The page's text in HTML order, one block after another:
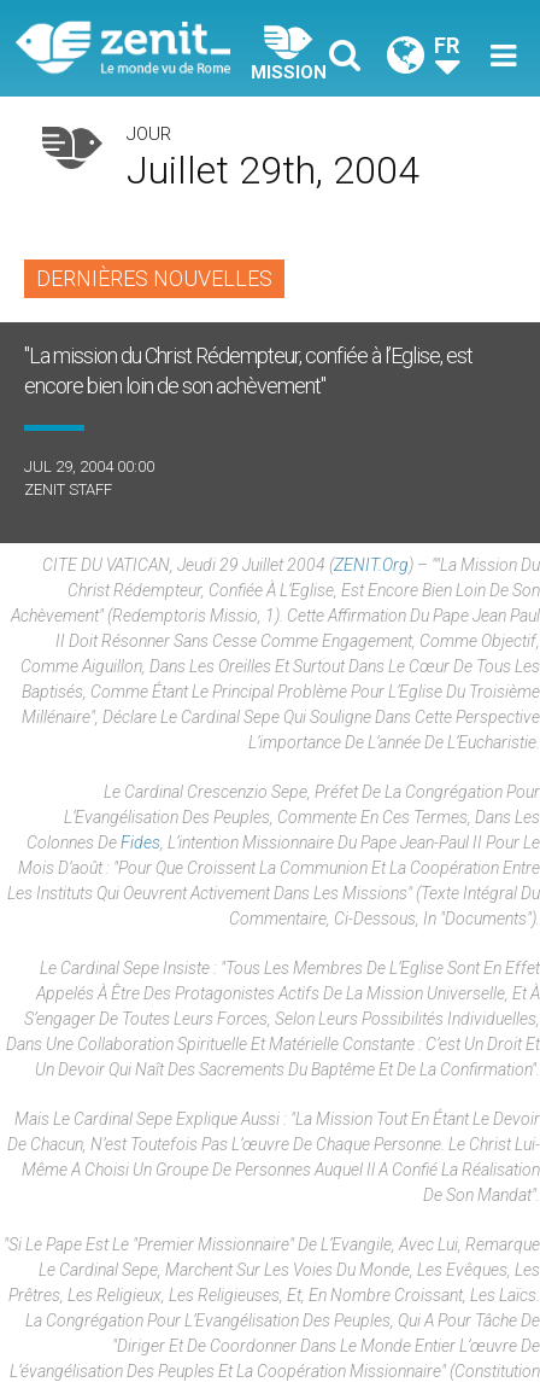
MISSION
FR
JOUR
Juillet 29th, 2004
DERNIÈRES NOUVELLES
"La mission du Christ Rédempteur, confiée à l’Eglise, est
encore bien loin de son achèvement"
JUL 29, 2004 00:00
ZENIT STAFF
CITE DU VATICAN, Jeudi 29 Juillet 2004 (ZENIT.org) – ""La Mission Du
Christ Rédempteur, Confiée À L’Eglise, Est Encore Bien Loin De Son
Achèvement" (Redemptoris Missio, 1). Cette Affirmation Du Pape Jean Paul
II Doit Résonner Sans Cesse Comme Engagement, Comme Objectif,
Comme Aiguillon, Dans Les Oreilles Et Surtout Dans Le Cœur De Tous Les
Baptisés, Comme Étant Le Principal Problème Pour L’Eglise Du Troisième
Millénaire", Déclare Le Cardinal Sepe Qui Souligne Dans Cette Perspective
L’importance De L’année De L’Eucharistie.
Le Cardinal Crescenzio Sepe, Préfet De La Congrégation Pour
L’Evangélisation Des Peuples, Commente En Ces Termes, Dans Les
Colonnes DeFides , L’intention Missionnaire Du Pape Jean-Paul II Pour Le
Mois D’août : "Pour Que Croissent La Communion Et La Coopération Entre
Les Instituts Qui Oeuvrent Activement Dans Les Missions" (Texte Intégral Du
Commentaire, Ci-Dessous, In "Documents").
Le Cardinal Sepe Insiste : "Tous Les Membres De L’Eglise Sont En Effet
Appelés À Être Des Protagonistes Actifs De La Mission Universelle, Et À
S’engager De Toutes Leurs Forces, Selon Leurs Possibilités Individuelles,
Dans Une Collaboration Spirituelle Et Matérielle Constante : C’est Un Droit Et
Un Devoir Qui Naît Des Sacrements Du Baptême Et De La Confirmation".
Mais Le Cardinal Sepe Explique Aussi : "La Mission Tout En Étant Le Devoir
De Chacun, N’est Toutefois Pas L’œuvre De Chaque Personne. Le Christ Lui-
Même A Choisi Un Groupe De Personnes Auquel Il A Confié La Réalisation
De Son Mandat".
"Si Le Pape Est Le "premier Missionnaire" De L’Evangile, Avec Lui, Remarque
Le Cardinal Sepe, Marchent Sur Les Voies Du Monde, Les Evêques, Les
Prêtres, Les Religieux, Les Religieuses, Et, En Nombre Croissant, Les Laïcs.
La Congrégation Pour L’Evangélisation Des Peuples, Qui A Pour Tâche De
"diriger Et De Coordonner Dans Le Monde Entier L’œuvre De
L’évangélisation Des Peuples Et La Coopération Missionnaire" (Constitution